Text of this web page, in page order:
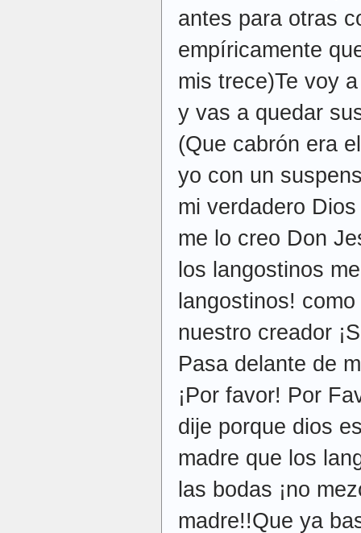
antes para otras
empíricamente
mis trece)Te voy
y vas a quedar
(Que cabrón era
yo con un
mi verdadero
me lo creo Don
los langostinos
langostinos!
nuestro creador
Pasa delante de
¡Por favor! Por
dije porque dios
madre que los
las bodas ¡no
madre!!Que ya